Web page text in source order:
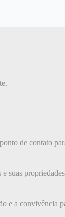
de contato
suas
e a convivência